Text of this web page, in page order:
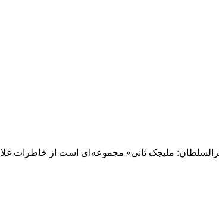
ملیجک ثانی» مجموعه‌ای است از خاطرات